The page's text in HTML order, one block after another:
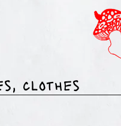
, clothes